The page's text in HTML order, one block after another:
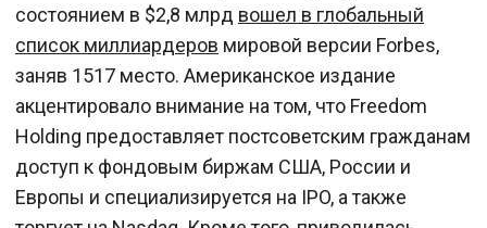
состоянием в $2,8 млрд вошел в глобальный
список миллиардеров мировой версии Forbes,
заняв 1517 место. Американское издание
акцентировало внимание на том, что Freedom
Holding предоставляет постсоветским гражданам
доступ к фондовым биржам США, России и
Европы и специализируется на IPO, а также